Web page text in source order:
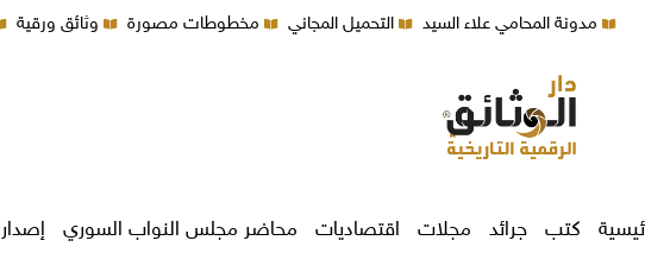
مدونة المحامي علاء السيد التحميل المجاني مخطوطات مصورة وثائق ورقية
كتب جرائد مجلات اقتصاديات محاضر مجلس النواب السوري